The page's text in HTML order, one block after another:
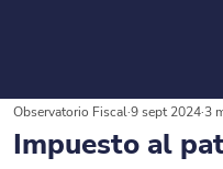
Impuesto al
Observatorio Fiscal9 sept 20243